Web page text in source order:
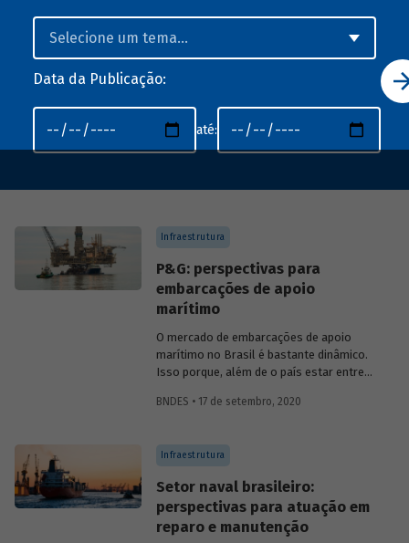
Data da Publicação:
até:
Infraestrutura
P&G: perspectivas para
embarcações de apoio
marítimo
O mercado de embarcações de apoio
marítimo no Brasil é bastante dinâmico.
Isso porque, além de o país estar entre
petróleo e gás natural (P&G), podendo
Expansão de Energia 2029, a produção se
profundas. Buscando avaliar as
perspectivas do setor, com base no
contexto de ligeira recuperação do
BNDES • 17 de setembro, 2020
Infraestrutura
Setor naval brasileiro:
perspectivas para atuação em
reparo e manutenção